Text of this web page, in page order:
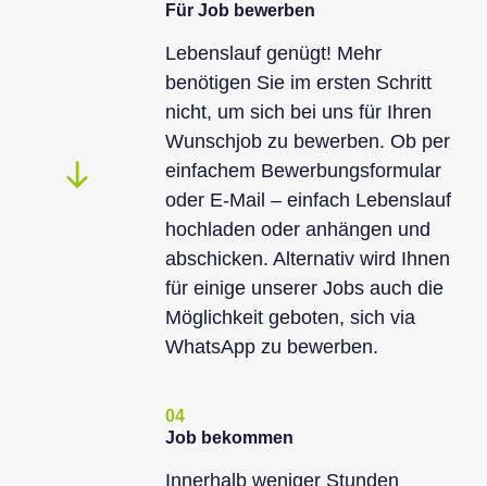
Für Job bewerben
Lebenslauf genügt! Mehr
benötigen Sie im ersten Schritt
nicht, um sich bei uns für Ihren
Wunschjob zu bewerben. Ob per
einfachem Bewerbungsformular
oder E-Mail – einfach Lebenslauf
hochladen oder anhängen und
abschicken. Alternativ wird Ihnen
für einige unserer Jobs auch die
Möglichkeit geboten, sich via
WhatsApp zu bewerben.
04
Job bekommen
Innerhalb weniger Stunden